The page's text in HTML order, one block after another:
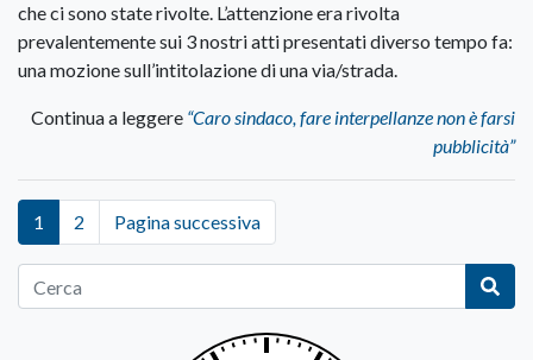
che ci sono state rivolte. L’attenzione era rivolta
prevalentemente sui 3 nostri atti presentati diverso tempo fa:
una mozione sull’intitolazione di una via/strada.
Continua a leggere “Caro sindaco, fare interpellanze non è farsi
pubblicità”
1 2 Pagina successiva